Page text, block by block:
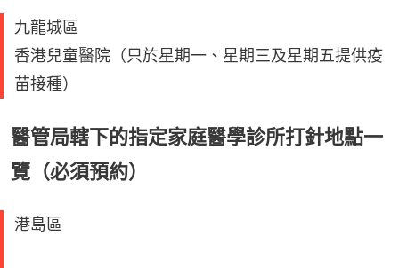
九龍城區
香港兒童醫院（只於星期一、星期三及星期五提供疫
苗接種）
醫管局轄下的指定家庭醫學診所打針地點一
覽（必須預約）
港島區